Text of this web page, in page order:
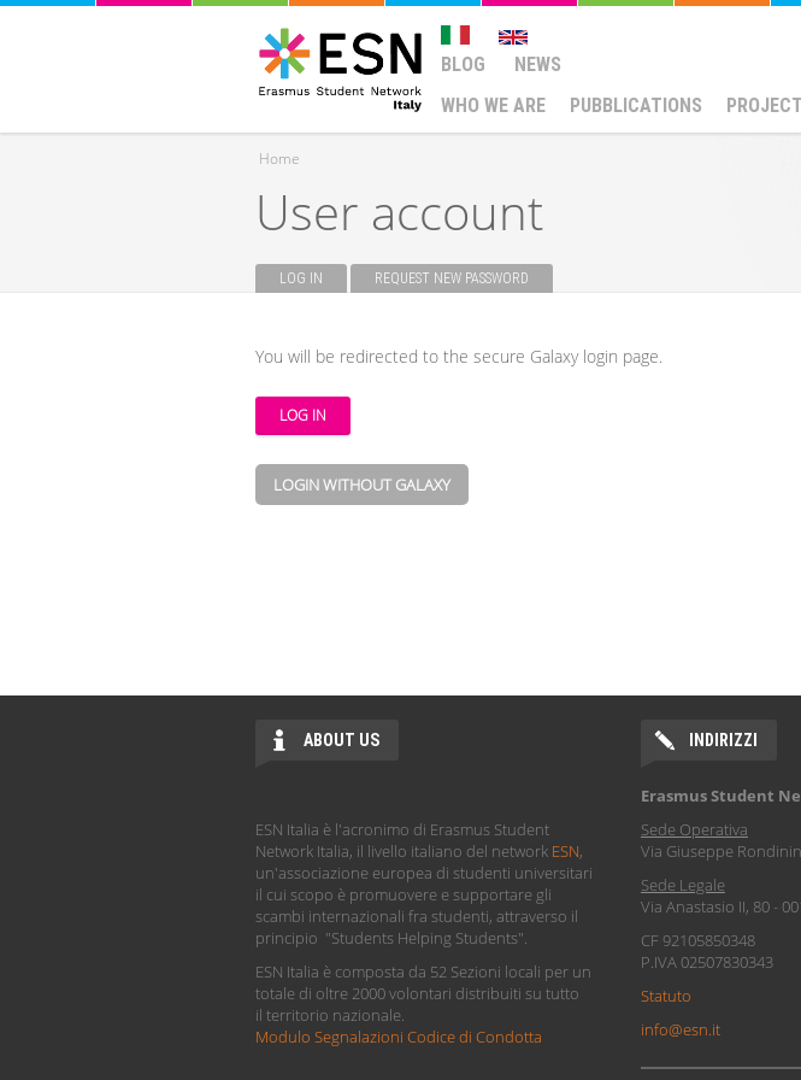
BLOG
NEWS
WHO WE ARE
PUBBLICATIONS
You are here
Home
User account
LOG IN (ACTIVE TAB)REQUEST NEW PASSWORD
You will be redirected to the secure Galaxy login page.
LOGIN WITHOUT GALAXY
ABOUT US
ESN Italia è l'acronimo di Erasmus Student
Network Italia, il livello italiano del network ESN,
un'associazione europea di studenti universitari
il cui scopo è promuovere e supportare gli
scambi internazionali fra studenti, attraverso il
principio "Students Helping Students".
ESN Italia è composta da 52 Sezioni locali per un
totale di oltre 2000 volontari distribuiti su tutto
il territorio nazionale.
Modulo Segnalazioni Codice di Condotta
INDIRIZZI
Erasmus Student
Sede Operativa
Via Giuseppe
Sede Legale
Via Anastasio II, 80 -
CF 92105850348
P.IVA 02507830343
Statuto
info@esn.it